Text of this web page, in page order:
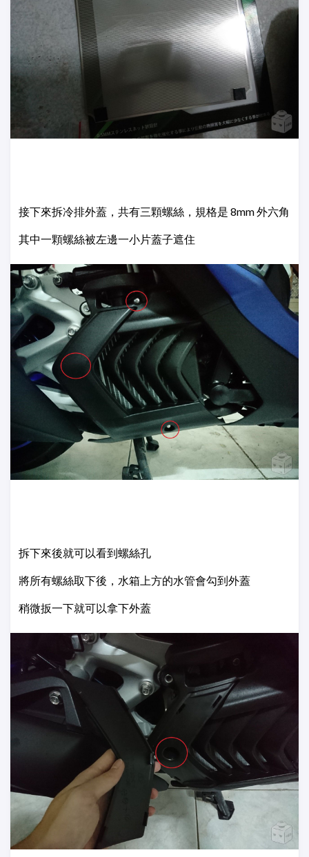
接下來拆冷排外蓋，共有三顆螺絲，規格是 8mm 外六角
其中一顆螺絲被左邊一小片蓋子遮住
拆下來後就可以看到螺絲孔
將所有螺絲取下後，水箱上方的水管會勾到外蓋
稍微扳一下就可以拿下外蓋